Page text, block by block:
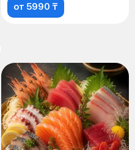
от 5990 ₸